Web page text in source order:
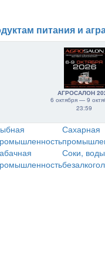
питания и
АГРОСАЛОН
6 октября — 9
23:59
Сахарная
Соки,